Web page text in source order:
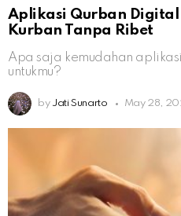
Aplikasi Qurban
Kurban Tanpa Ribet
Apa saja kemudahan
untukmu?
by Jati Sunarto May 28,